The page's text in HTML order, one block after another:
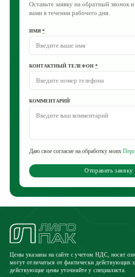
Оставьте заявку на обратный звонок
вами в течении рабочего дня.
ИМЯ *
КОНТАКТНЫЙ ТЕЛЕФОН *
КОММЕНТАРИЙ
Даю свое согласие на обработку моих
Отправить заявку
Цены указаны на сайте с учетом НДС, носят
могут отличаться от фактически действующих
действующие цены уточняйте у специалиста.